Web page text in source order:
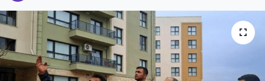
Yaşam